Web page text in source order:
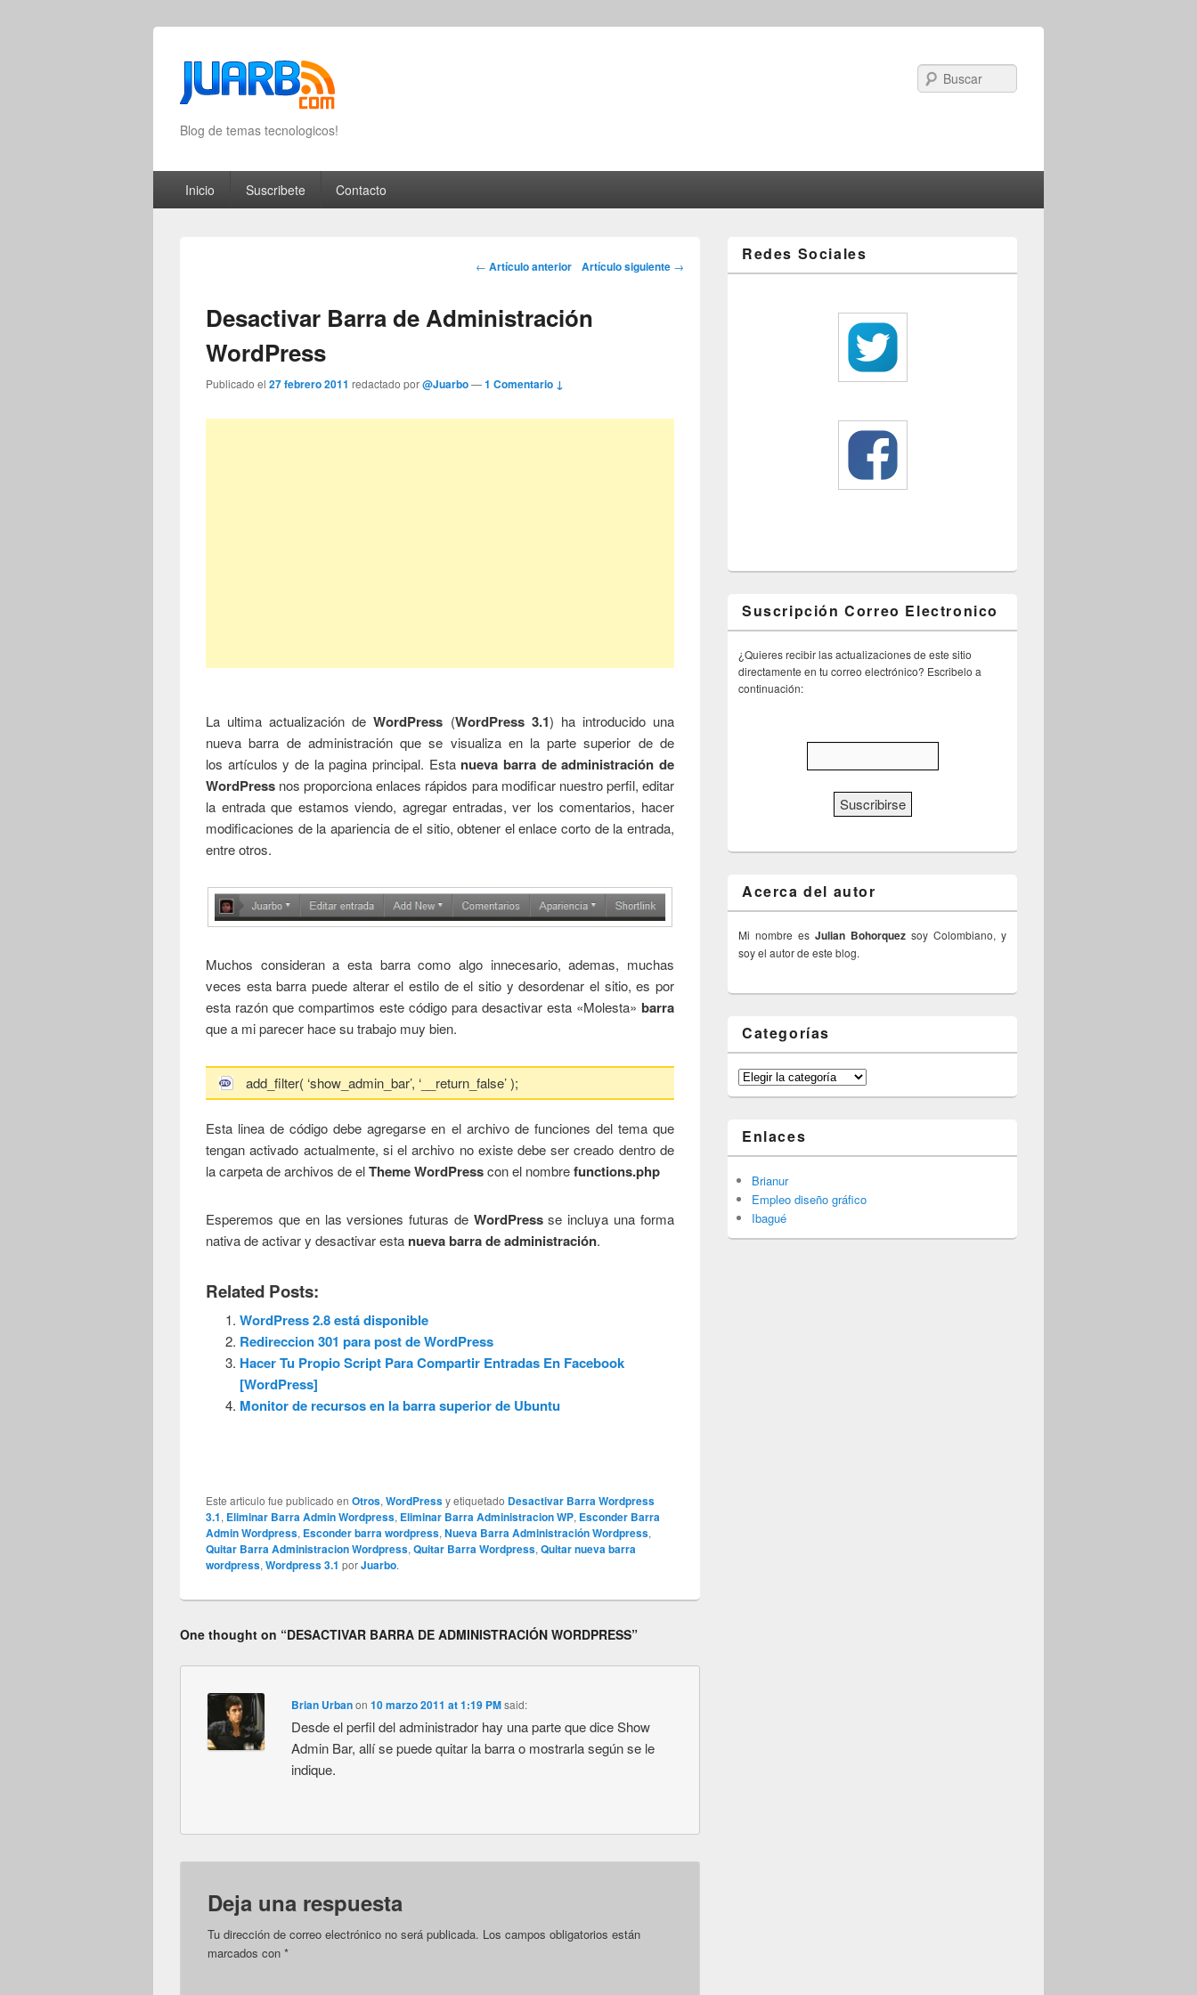
Blog de temas tecnologicos!
Primary menu
Skip to primary content
Skip to secondary content
Inicio Suscribete Contacto
Post navigation
← Artículo anterior Artículo siguiente →
Desactivar Barra de Administración
WordPress
Publicado el27 febrero 2011 redactado por@Juarbo—1 Comentario ↓
La ultima actualización deWordPress (WordPress 3.1) ha introducido una
nueva barra de administración que se visualiza en la parte superior de de
los artículos y de la pagina principal. Esta nueva barra de administración de
WordPress nos proporciona enlaces rápidos para modificar nuestro perfil, editar
la entrada que estamos viendo, agregar entradas, ver los comentarios, hacer
modificaciones de la apariencia de el sitio, obtener el enlace corto de la entrada,
entre otros.
Muchos consideran a esta barra como algo innecesario, ademas, muchas
veces esta barra puede alterar el estilo de el sitio y desordenar el sitio, es por
esta razón que compartimos este código para desactivar esta «Molesta» barra
que a mi parecer hace su trabajo muy bien.
add_filter( ‘show_admin_bar’, ‘__return_false’ );
Esta linea de código debe agregarse en el archivo de funciones del tema que
tengan activado actualmente, si el archivo no existe debe ser creado dentro de
la carpeta de archivos de elTheme WordPresscon el nombrefunctions.php
Esperemos que en las versiones futuras de WordPressse incluya una forma
nativa de activar y desactivar esta nueva barra deadministración.
Related Posts:
WordPress 2.8 está disponible
Redireccion 301 para post de WordPress
Hacer Tu Propio Script Para Compartir Entradas En Facebook
[WordPress]
Monitor de recursos en la barra superior de Ubuntu
Este articulo fue publicado enOtros,WordPressy etiquetado Desactivar Barra Wordpress
3.1, Eliminar Barra Admin Wordpress, Eliminar Barra Administracion WP, Esconder Barra
Admin Wordpress, Esconder barra wordpress,Nueva Barra Administración Wordpress,
Quitar Barra Administracion Wordpress,Quitar Barra Wordpress,Quitar nueva barra
wordpress,Wordpress 3.1 porJuarbo.
One thought on “DESACTIVAR BARRA DE ADMINISTRACIÓN WORDPRESS”
Brian Urbanon 10 marzo 2011 at 1:19 PMsaid:
Desde el perfil del administrador hay una parte que dice Show
Admin Bar, allí se puede quitar la barra o mostrarla según se le
indique.
Deja una respuesta
Tu dirección de correo electrónico no será publicada. Los campos obligatorios están
marcados con *
Redes Sociales
Suscripción Correo Electronico
¿Quieres recibir las actualizaciones de este sitio
directamente en tu correo electrónico? Escribelo a
continuación:
Acerca del autor
Mi nombre es Julian Bohorquez soy Colombiano, y
soy el autor de este blog.
Categorías
Categorías
Enlaces
Brianur
Empleo diseño gráfico
Ibagué